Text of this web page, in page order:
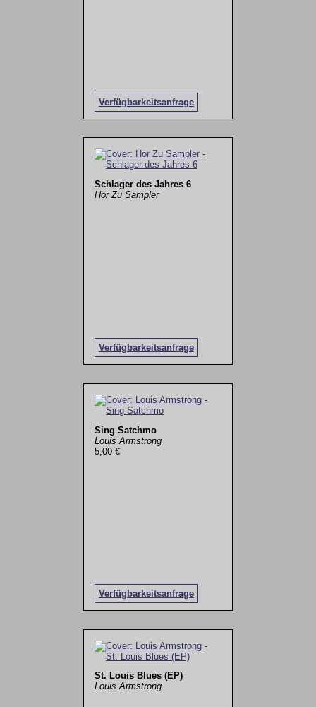
Verfügbarkeitsanfrage
Schlager des Jahres 6
Hör Zu Sampler
Verfügbarkeitsanfrage
Sing Satchmo
Louis Armstrong
5,00 €
Verfügbarkeitsanfrage
St. Louis Blues (EP)
Louis Armstrong